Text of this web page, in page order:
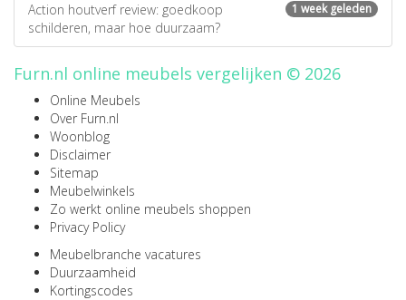
1 week geleden
Action houtverf review: goedkoop
schilderen, maar hoe duurzaam?
Furn.nl online meubels vergelijken © 2026
Online Meubels
Over Furn.nl
Woonblog
Disclaimer
Sitemap
Meubelwinkels
Zo werkt online meubels shoppen
Privacy Policy
Meubelbranche vacatures
Duurzaamheid
Kortingscodes